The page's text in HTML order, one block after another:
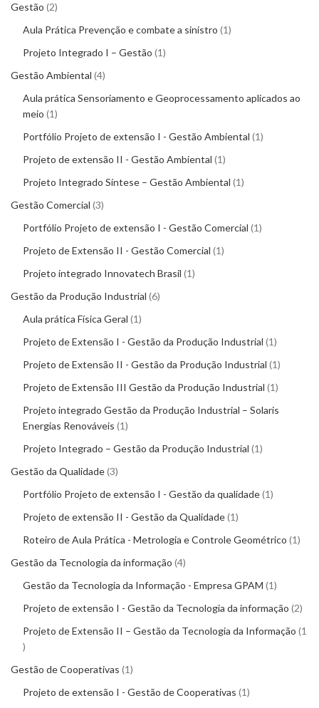
Gestão 2
Aula Prática Prevenção e combate a sinistro 1
Projeto Integrado I – Gestão 1
Gestão Ambiental 4
Aula prática Sensoriamento e Geoprocessamento aplicados ao
meio 1
Portfólio Projeto de extensão I - Gestão Ambiental 1
Projeto de extensão II - Gestão Ambiental 1
Projeto Integrado Síntese – Gestão Ambiental 1
Gestão Comercial 3
Portfólio Projeto de extensão I - Gestão Comercial 1
Projeto de Extensão II - Gestão Comercial 1
Projeto integrado Innovatech Brasil 1
Gestão da Produção Industrial 6
Aula prática Física Geral 1
Projeto de Extensão I - Gestão da Produção Industrial 1
Projeto de Extensão II - Gestão da Produção Industrial 1
Projeto de Extensão III Gestão da Produção Industrial 1
Projeto integrado Gestão da Produção Industrial – Solaris
Energias Renováveis 1
Projeto Integrado – Gestão da Produção Industrial 1
Gestão da Qualidade 3
Portfólio Projeto de extensão I - Gestão da qualidade 1
Projeto de extensão II - Gestão da Qualidade 1
Roteiro de Aula Prática - Metrologia e Controle Geométrico 1
Gestão da Tecnologia da informação 4
Gestão da Tecnologia da Informação - Empresa GPAM 1
Projeto de extensão I - Gestão da Tecnologia da informação 2
Projeto de Extensão II – Gestão da Tecnologia da Informação 1
Gestão de Cooperativas 1
Projeto de extensão I - Gestão de Cooperativas 1